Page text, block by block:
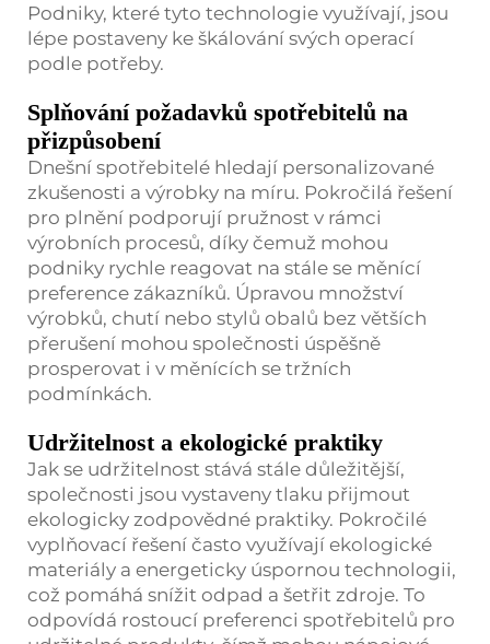
Podniky, které tyto technologie využívají, jsou
lépe postaveny ke škálování svých operací
podle potřeby.
Splňování požadavků spotřebitelů na
přizpůsobení
Dnešní spotřebitelé hledají personalizované
zkušenosti a výrobky na míru. Pokročilá řešení
pro plnění podporují pružnost v rámci
výrobních procesů, díky čemuž mohou
podniky rychle reagovat na stále se měnící
preference zákazníků. Úpravou množství
výrobků, chutí nebo stylů obalů bez větších
přerušení mohou společnosti úspěšně
prosperovat i v měnících se tržních
podmínkách.
Udržitelnost a ekologické praktiky
Jak se udržitelnost stává stále důležitější,
společnosti jsou vystaveny tlaku přijmout
ekologicky zodpovědné praktiky. Pokročilé
vyplňovací řešení často využívají ekologické
materiály a energeticky úspornou technologii,
což pomáhá snížit odpad a šetřit zdroje. To
odpovídá rostoucí preferenci spotřebitelů pro